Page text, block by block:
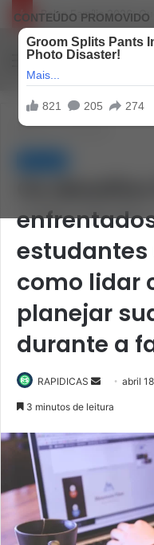
Menu
RapiDicas
Início/Finanças
Os
como lidar
planejar
durante a
RAPIDICAS
Mande
mail
abril
3 minutos de leitura